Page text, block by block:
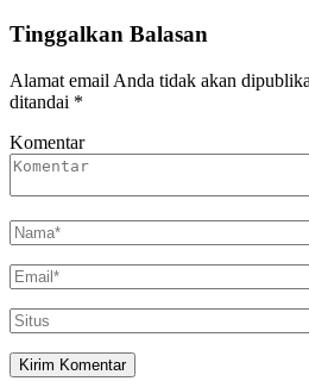
Tinggalkan Balasan
Alamat email Anda tidak akan
ditandai *
Komentar